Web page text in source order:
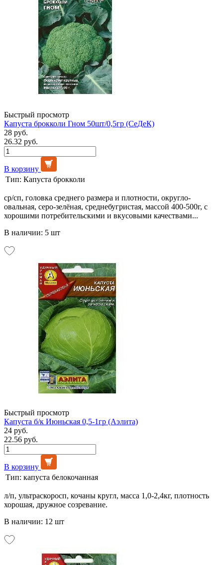
Быстрый просмотр
Капуста брокколи Гном 50шт/0,5гр (СеДеК)
28 руб.
26.32 руб.
В корзину
Тип: Капуста брокколи
ср/сп, головка среднего размера и плотности, округло-
овальная, серо-зелёная, среднебугристая, массой 400-500г, с
хорошими потребительскими и вкусовыми качествами...
В наличии: 5 шт
Быстрый просмотр
Капуста б/к Июньская 0,5-1гр (Аэлита)
24 руб.
22.56 руб.
В корзину
Тип: капуста белокочанная
л/п, ультраскоросп, кочаны кругл, масса 1,0-2,4кг, плотность
хорошая, дружное созревание.
В наличии: 12 шт